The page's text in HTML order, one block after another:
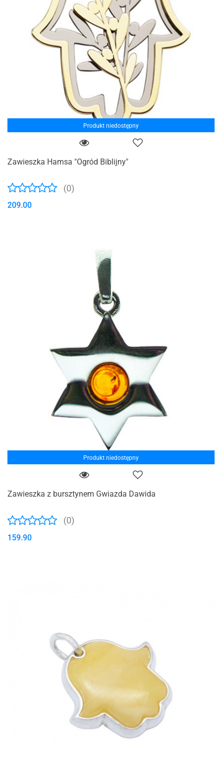
Produkt niedostępny
Zawieszka Hamsa "Ogród Biblijny"
(0)
209.00
Produkt niedostępny
Zawieszka z bursztynem Gwiazda Dawida
(0)
159.90